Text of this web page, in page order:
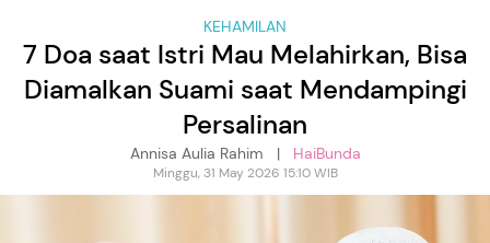
KEHAMILAN
7 Doa saat Istri Mau Melahirkan, Bisa
Diamalkan Suami saat Mendampingi
Persalinan
Annisa Aulia Rahim | HaiBunda
Minggu, 31 May 2026 15:10 WIB